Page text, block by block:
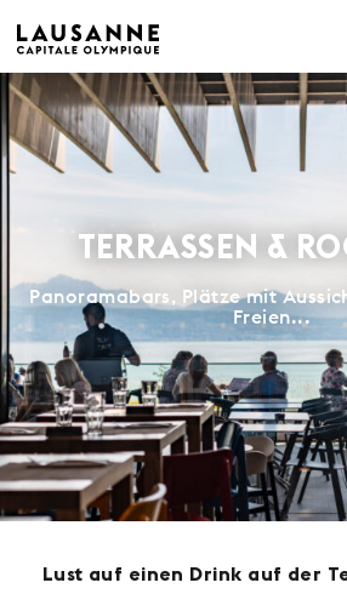
TERRASSEN &
Panoramabars, Plätze mit
Freien...
Lust auf einen Drink auf der